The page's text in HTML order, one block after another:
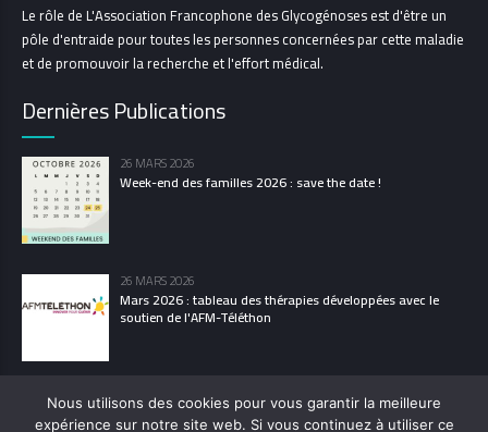
Le rôle de L'Association Francophone des Glycogénoses est d'être un
pôle d'entraide pour toutes les personnes concernées par cette maladie
et de promouvoir la recherche et l'effort médical.
Dernières Publications
26 MARS 2026
Week-end des familles 2026 : save the date !
26 MARS 2026
Mars 2026 : tableau des thérapies développées avec le
soutien de l'AFM-Téléthon
Nous utilisons des cookies pour vous garantir la meilleure
expérience sur notre site web. Si vous continuez à utiliser ce